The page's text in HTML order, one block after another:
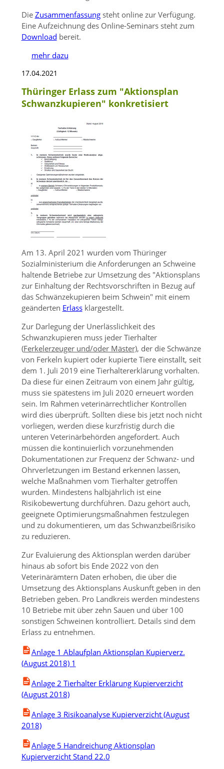
Die Zusammenfassungsteht online zur Verfügung.
Eine Aufzeichnung des Online-Seminars steht zum
Download bereit.
mehr dazu
17.04.2021
Thüringer Erlass zum "Aktionsplan
Schwanzkupieren" konkretisiert
Am 13. April 2021 wurden vom Thüringer
Sozialministerium die Anforderungen an Schweine
haltende Betriebe zur Umsetzung des Aktionsplans
zur Einhaltung der Rechtsvorschriften in Bezug auf
das Schwänzekupieren beim Schwein mit einem
geänderten Erlassklargestellt.
Zur Darlegung der Unerlässlichkeit des
Schwanzkupieren muss jeder Tierhalter
(Ferkelerzeuger und/oder Mäster), der die Schwänze
von Ferkeln kupiert oder kupierte Tiere einstallt, seit
dem 1. Juli 2019 eine Tierhaltererklärung vorhalten.
Da diese für einen Zeitraum von einem Jahr gültig,
muss sie spätestens im Juli 2020 erneuert worden
sein. Im Rahmen veterinärrechtlicher Kontrollen
wird dies überprüft. Sollten diese bis jetzt noch nicht
vorliegen, werden diese kurzfristig durch die
unteren Veterinärbehörden angefordert. Auch
müssen die kontinuierlich vorzunehmenden
Dokumentationen zur Frequenz der Schwanz- und
Ohrverletzungen im Bestand erkennen lassen,
welche Maßnahmen vom Tierhalter getroffen
wurden. Mindestens halbjährlich ist eine
Risikobewertung durchführen. Dazu gehört auch,
geeignete Optimierungsmaßnahmen festzulegen
und zu dokumentieren, um das Schwanzbeißrisiko
zu reduzieren.
Zur Evaluierung des Aktionsplan werden darüber
hinaus ab sofort bis Ende 2022 von den
Veterinärämtern Daten erhoben, die über die
Umsetzung des Aktionsplans Auskunft geben in den
Betrieben geben. Pro Landkreis werden mindestens
10 Betriebe mit über zehn Sauen und über 100
sonstigen Schweinen kontrolliert. Details sind dem
Erlass zu entnehmen.
Anlage 1 Ablaufplan Aktionsplan Kupierverz.
(August 2018) 1
Anlage 2 Tierhalter Erklärung Kupierverzicht
(August 2018)
Anlage 3 Risikoanalyse Kupierverzicht (August
2018)
Anlage 5 Handreichung Aktionsplan
Kupierverzicht Stand 22.0